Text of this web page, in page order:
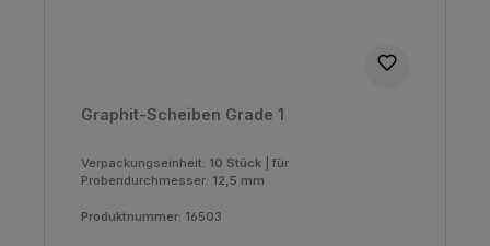
Graphit-Scheiben Grade 1
Verpackungseinheit: 10 Stück
Probendurchmesser: 12,5 mm
Produktnummer: 16503